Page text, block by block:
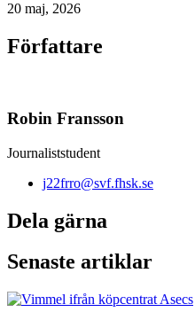
20 maj, 2026
Författare
Robin Fransson
Journaliststudent
j22frro@svf.fhsk.se
Dela gärna
Senaste artiklar